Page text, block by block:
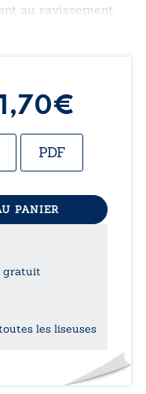
au ravissement.
€
de
PDF
PANIER
gratuit
les liseuses